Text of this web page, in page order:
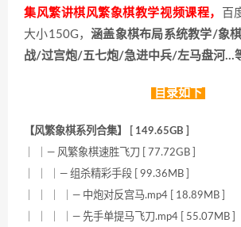
集风繁讲棋风繁象棋教学视频课程，
百
大小150G， 涵盖象棋布局系统教学/象
战/过宫炮/五七炮/急进中兵/左马盘河…
目录如下
【风繁象棋系列合集】 [ 149.65GB ]
｜ ｜— 风繁象棋速胜飞刀 [ 77.72GB ]
｜ ｜ ｜— 组杀精彩手段 [ 99.36MB ]
｜ ｜ ｜ ｜— 中炮对反宫马.mp4 [ 18.89MB ]
｜ ｜ ｜ ｜— 先手单提马飞刀.mp4 [ 55.07MB ]